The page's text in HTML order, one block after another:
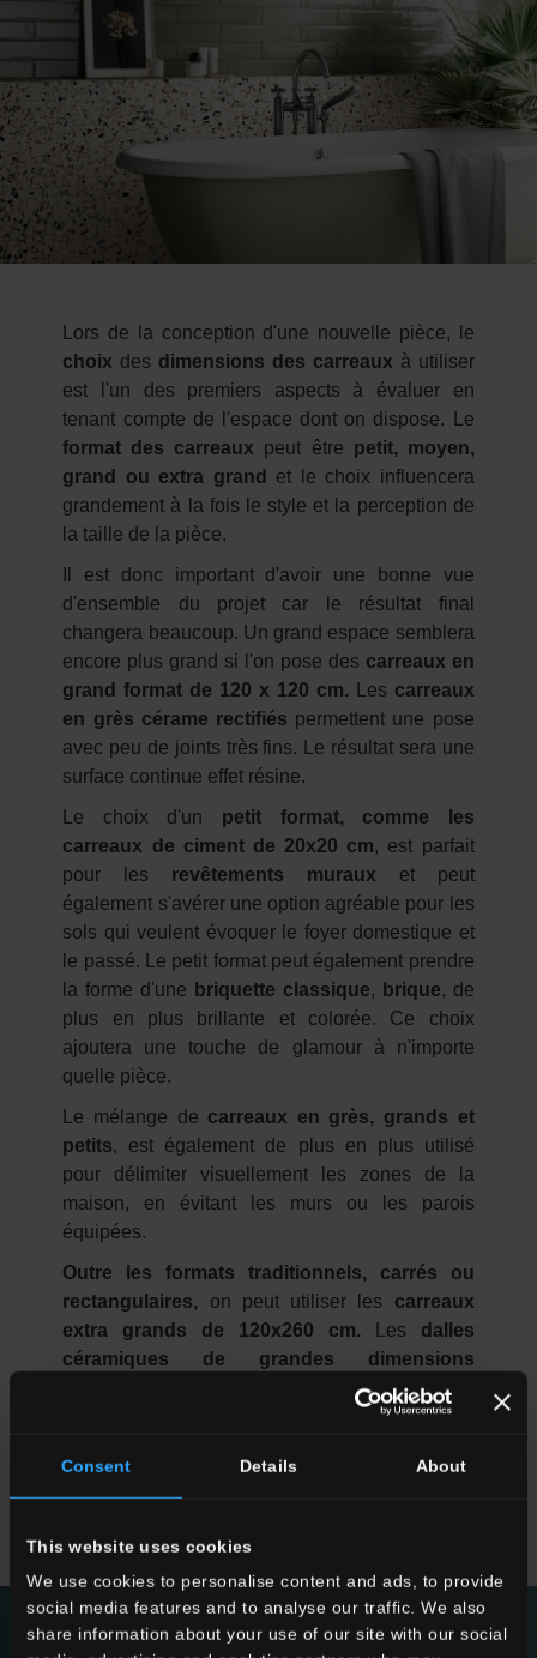
Consent Details About
This website uses cookies
We use cookies to personalise content and ads, to provide
social media features and to analyse our traffic. We also
share information about your use of our site with our social
Lors de la conception d'une nouvelle pièce, le
choix des dimensions des carreaux à utiliser
est l'un des premiers aspects à évaluer en
tenant compte de l'espace dont on dispose. Le
format des carreaux peut être petit, moyen,
grand ou extra grand
et le choix influencera
grandement à la fois le style et la perception de
la taille de la pièce.
Il est donc important d'avoir une bonne vue
d'ensemble du projet car le résultat final
changera beaucoup. Un grand espace semblera
encore plus grand si l'on pose des carreaux en
grand format de 120 x 120 cm. Les carreaux
en grès cérame rectifiés permettent une pose
avec peu de joints très fins. Le résultat sera une
surface continue effet résine.
Le choix d'un petit format, comme les
carreaux de ciment de 20x20 cm, est parfait
pour les revêtements muraux et peut
également s'avérer une option agréable pour les
sols qui veulent évoquer le foyer domestique et
le passé. Le petit format peut également prendre
la forme d'une briquette classique, brique, de
plus en plus brillante et colorée. Ce choix
ajoutera une touche de glamour à n'importe
quelle pièce.
Le mélange de carreaux en grès, grands et
petits, est également de plus en plus utilisé
pour délimiter visuellement les zones de la
maison, en évitant les murs ou les parois
équipées.
Outre les formats traditionnels, carrés ou
rectangulaires, on peut utiliser les carreaux
extra grands de 120x260 cm. Les dalles
céramiques de grandes dimensions
permettent de revêtir les murs, de créer des
niches ou des arrière-plans au fort impact
décorées et colorées. L'ambiance de la pièce
sera très sophistiquée et ne passera pas